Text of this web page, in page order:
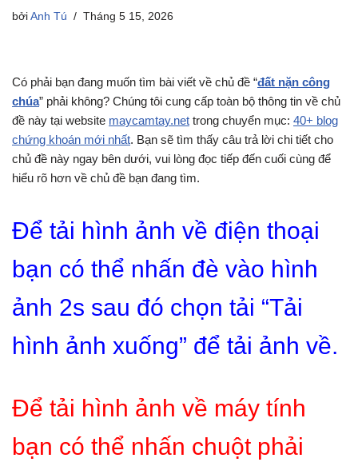
bởi Anh Tú Tháng 5 15, 2026
Có phải bạn đang muốn tìm bài viết về chủ đề “đất nặn công
chúa” phải không? Chúng tôi cung cấp toàn bộ thông tin về chủ
đề này tại website maycamtay.net trong chuyển mục: 40+ blog
chứng khoán mới nhất. Bạn sẽ tìm thấy câu trả lời chi tiết cho
chủ đề này ngay bên dưới, vui lòng đọc tiếp đến cuối cùng để
hiểu rõ hơn về chủ đề bạn đang tìm.
Để tải hình ảnh về điện thoại
bạn có thể nhấn đè vào hình
ảnh 2s sau đó chọn tải “Tải
hình ảnh xuống” để tải ảnh về.
Để tải hình ảnh về máy tính
bạn có thể nhấn chuột phải